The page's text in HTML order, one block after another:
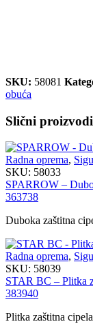
SKU: 58081
obuća
Slični proizvodi
Radna oprema,
SKU: 58033
SPARROW –
363738
Duboka zaštitna
Radna oprema,
SKU: 58039
STAR BC – Plitka
383940
Plitka zaštitna